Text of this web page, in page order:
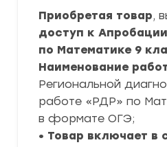
Приобретая товар,
доступ к
по Математике 9
Наименование
Региональной
работе «РДР» по
в формате ОГЭ;
• Товар включает в